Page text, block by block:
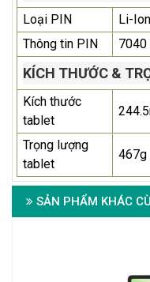
Loại PIN
Li-Ion
Thông tin PIN
7040
KÍCH THƯỚC &
Kích thước
tablet
Trọng lượng
tablet
467g
SẢN PHẨM KHÁC